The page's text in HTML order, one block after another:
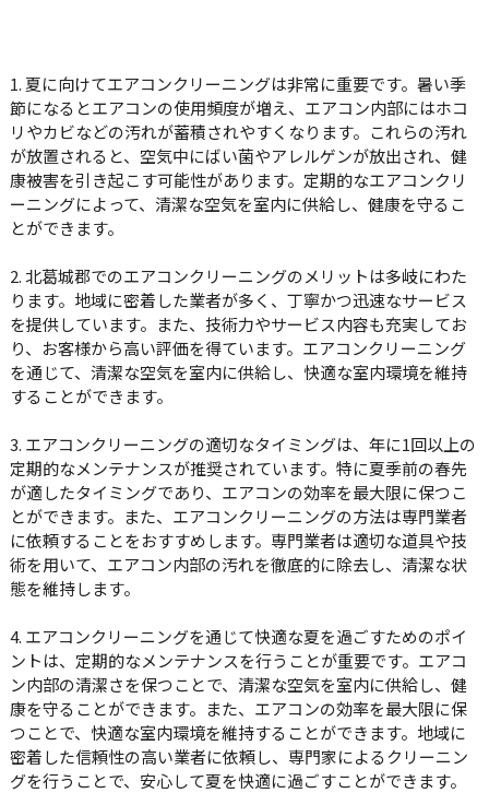
1. 夏に向けてエアコンクリーニングは非常に重要です。暑い季
節になるとエアコンの使用頻度が増え、エアコン内部にはホコ
リやカビなどの汚れが蓄積されやすくなります。これらの汚れ
が放置されると、空気中にばい菌やアレルゲンが放出され、健
康被害を引き起こす可能性があります。定期的なエアコンクリ
ーニングによって、清潔な空気を室内に供給し、健康を守るこ
とができます。
2. 北葛城郡でのエアコンクリーニングのメリットは多岐にわた
ります。地域に密着した業者が多く、丁寧かつ迅速なサービス
を提供しています。また、技術力やサービス内容も充実してお
り、お客様から高い評価を得ています。エアコンクリーニング
を通じて、清潔な空気を室内に供給し、快適な室内環境を維持
することができます。
3. エアコンクリーニングの適切なタイミングは、年に1回以上の
定期的なメンテナンスが推奨されています。特に夏季前の春先
が適したタイミングであり、エアコンの効率を最大限に保つこ
とができます。また、エアコンクリーニングの方法は専門業者
に依頼することをおすすめします。専門業者は適切な道具や技
術を用いて、エアコン内部の汚れを徹底的に除去し、清潔な状
態を維持します。
4. エアコンクリーニングを通じて快適な夏を過ごすためのポイ
ントは、定期的なメンテナンスを行うことが重要です。エアコ
ン内部の清潔さを保つことで、清潔な空気を室内に供給し、健
康を守ることができます。また、エアコンの効率を最大限に保
つことで、快適な室内環境を維持することができます。地域に
密着した信頼性の高い業者に依頼し、専門家によるクリーニン
グを行うことで、安心して夏を快適に過ごすことができます。